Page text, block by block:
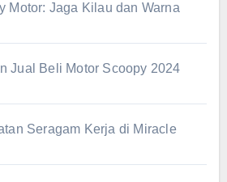
Motor: Jaga Kilau dan Warna
Jual Beli Motor Scoopy 2024
Seragam Kerja di Miracle